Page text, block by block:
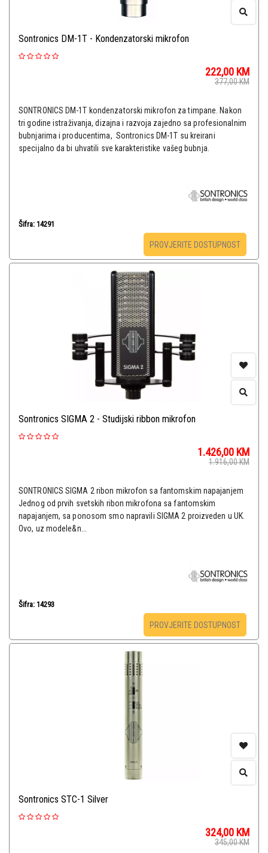
Sontronics DM-1T - Kondenzatorski mikrofon
222,00 KM
377,00KM
SONTRONICS DM-1T kondenzatorski mikrofon za timpane. Nakon
tri godine istraživanja, dizajna i razvoja zajedno sa profesionalnim
bubnjarima i producentima, Sontronics DM-1T su kreirani
specijalno da bi uhvatili sve karakteristike vašeg bubnja.
Šifra: 14291
PROVJERITE DOSTUPNOST
Sontronics SIGMA 2 - Studijski ribbon mikrofon
1.426,00 KM
1.916,00KM
SONTRONICS SIGMA 2 ribon mikrofon sa fantomskim napajanjem
Jednog od prvih svetskih ribon mikrofona sa fantomskim
napajanjem, sa ponosom smo napravili SIGMA 2 proizveden u UK.
Ovo, uz modele&n...
Šifra: 14293
PROVJERITE DOSTUPNOST
Sontronics STC-1 Silver
324,00 KM
345,00KM